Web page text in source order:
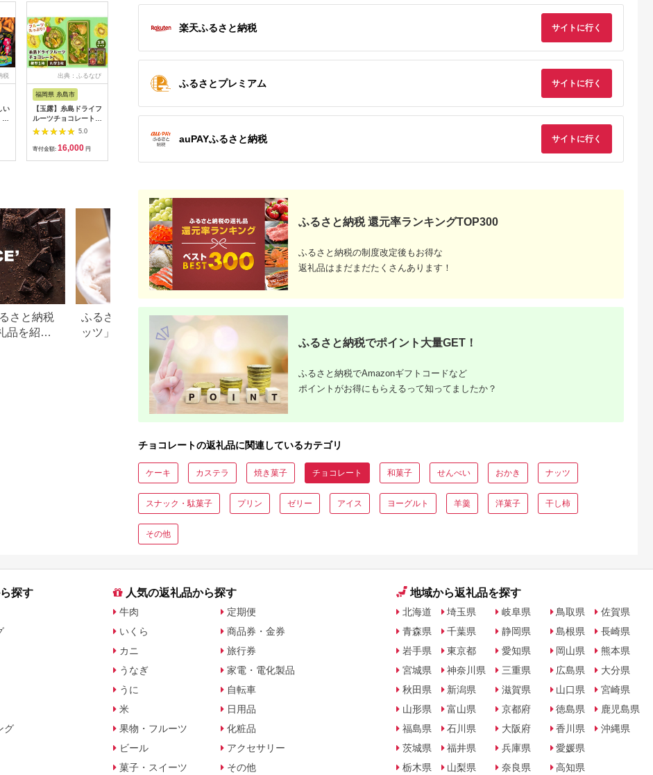
税
い
出典：ふるなび
福岡県 糸島市
【玉露】糸島ドライフ
ルーツチョコレート3
種4個セットBOX《糸
【itoshimacco《（株
5.0
寄付金額: 16,000 円
出典：楽天ふるさと納
税
【ふるさと納税】久遠
チョコレート 栃木那
ボックス ｜ チョコレ
ート 洋菓子 ショコラ
すすめ 送料無料
5,000
【ふるさと納税】【訳
あり】 生チョコ 200g
手作り 人気 スイーツ
【定期便/12回】ボン
ボンショコラ18種ア
チョコクランチ クラ
ンチチョコ 飛騨の森
ホワイトデー バレン
タインデー チョコレ
アム
花紫オリジナル プレ
ミアムクッキー F6P-
明治 ストロベリー チ
ョコレート 6箱セッ
チョコレート
さと納税
品を紹
ふるさと納税「ハーゲンダ
ッツ」返礼品特集！還元率
青森県八戸市のふるさと納
楽天ふるさと納税 サイトに行く
ふるさとプレミアム サイトに行く
auPAYふるさと納税 サイトに行く
ふるさと納税 還元率ランキングTOP300
ふるさと納税の制度改定後もお得な
返礼品はまだまだたくさんあります！
ふるさと納税でポイント大量GET！
ふるさと納税でAmazonギフトコードなど
ポイントがお得にもらえるって知ってましたか？
チョコレートの返礼品に関連しているカテゴリ
ケーキ カステラ 焼き菓子 チョコレート 和菓子 せんべい おかき ナッツ
スナック・駄菓子 プリン ゼリー アイス ヨーグルト 羊羹 洋菓子 干し柿
その他
探す
グ
人気の返礼品から探す
牛肉
いくら
カニ
うなぎ
うに
米
果物・フルーツ
ビール
菓子・スイーツ
定期便
商品券・金券
旅行券
家電・電化製品
自転車
日用品
化粧品
アクセサリー
その他
地域から返礼品を探す
北海道
青森県
岩手県
宮城県
秋田県
山形県
福島県
茨城県
栃木県
埼玉県
千葉県
東京都
神奈川県
新潟県
富山県
石川県
福井県
山梨県
岐阜県
静岡県
愛知県
三重県
滋賀県
京都府
大阪府
兵庫県
奈良県
鳥取県
島根県
岡山県
広島県
山口県
徳島県
香川県
愛媛県
高知県
佐賀県
長崎県
熊本県
大分県
宮崎県
鹿児島県
沖縄県